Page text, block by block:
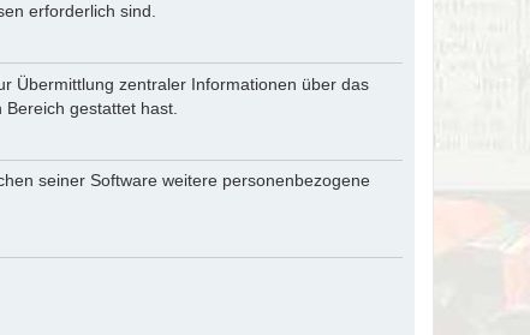
erforderlich sind.
Übermittlung zentraler Informationen über das
gestattet hast.
seiner Software weitere personenbezogene